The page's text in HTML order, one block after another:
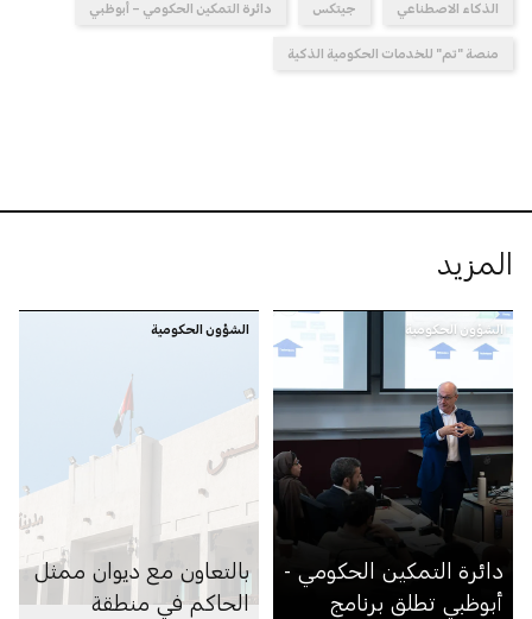
الذكاء الاصطناعي جيتكس دائرة التمكين الحكومي – أبوظبي
منصة "تم" للخدمات الحكومية الذكية
المزيد
الشؤون الحكومية
دائرة التمكين الحكومي -
أبوظبي تطلق برنامج
الشؤون الحكومية
بالتعاون مع ديوان ممثل
الحاكم في منطقة